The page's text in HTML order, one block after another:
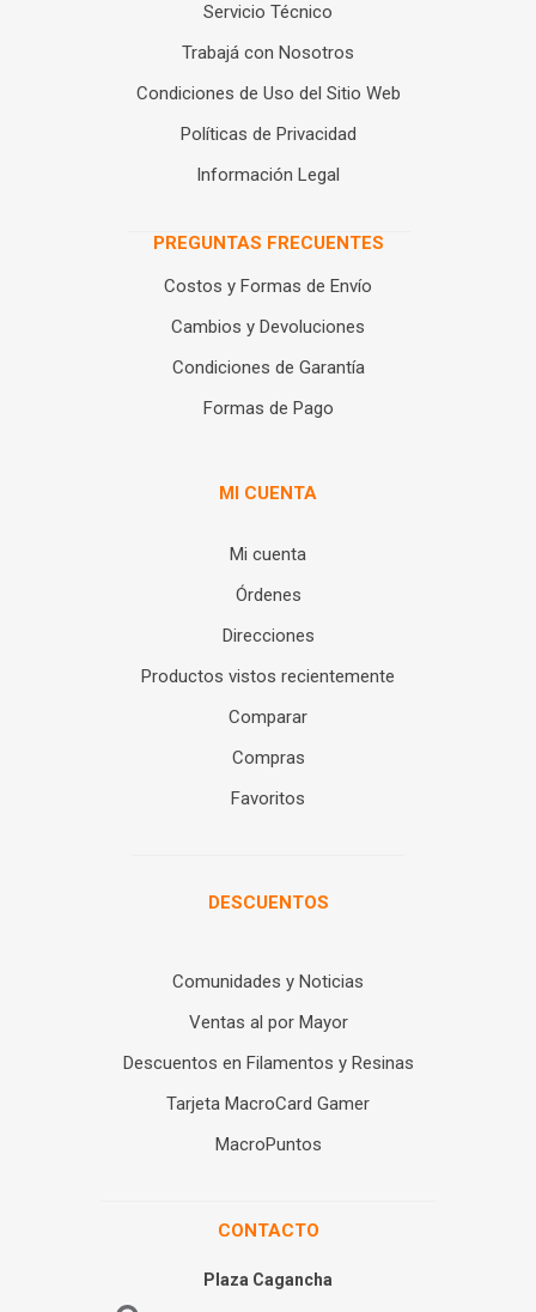
Servicio Técnico
Trabajá con Nosotros
Condiciones de Uso del Sitio Web
Políticas de Privacidad
Información Legal
PREGUNTAS FRECUENTES
Costos y Formas de Envío
Cambios y Devoluciones
Condiciones de Garantía
Formas de Pago
MI CUENTA
Mi cuenta
Órdenes
Direcciones
Productos vistos recientemente
Comparar
Compras
Favoritos
DESCUENTOS
Comunidades y Noticias
Ventas al por Mayor
Descuentos en Filamentos y Resinas
Tarjeta MacroCard Gamer
MacroPuntos
CONTACTO
Plaza Cagancha